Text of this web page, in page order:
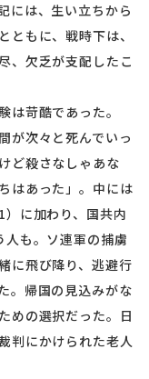
には、生い立ちから
ともに、戦時下は、
、欠乏が支配したこ
苛酷であった。
が次々と死んでいっ
ど殺さなしゃあな
はあった」。中には
）に加わり、国共内
も。ソ連軍の捕虜
に飛び降り、逃避行
。帰国の見込みがな
めの選択だった。日
判にかけられた老人